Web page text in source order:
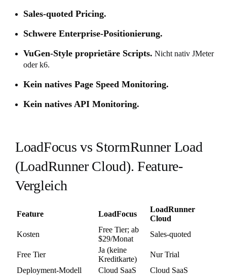
Sales-quoted Pricing.
Schwere Enterprise-Positionierung.
VuGen-Style proprietäre Scripts. Nicht nativ JMeter
oder k6.
Kein natives Page Speed Monitoring.
Kein natives API Monitoring.
LoadFocus vs StormRunner Load
(LoadRunner Cloud). Feature-
Vergleich
Feature LoadFocus
LoadRunner
Cloud
Kosten
Free Tier; ab
$29/Monat
Sales-quoted
Free Tier
Ja (keine
Kreditkarte)
Nur Trial
Deployment-Modell
Cloud SaaS Cloud SaaS